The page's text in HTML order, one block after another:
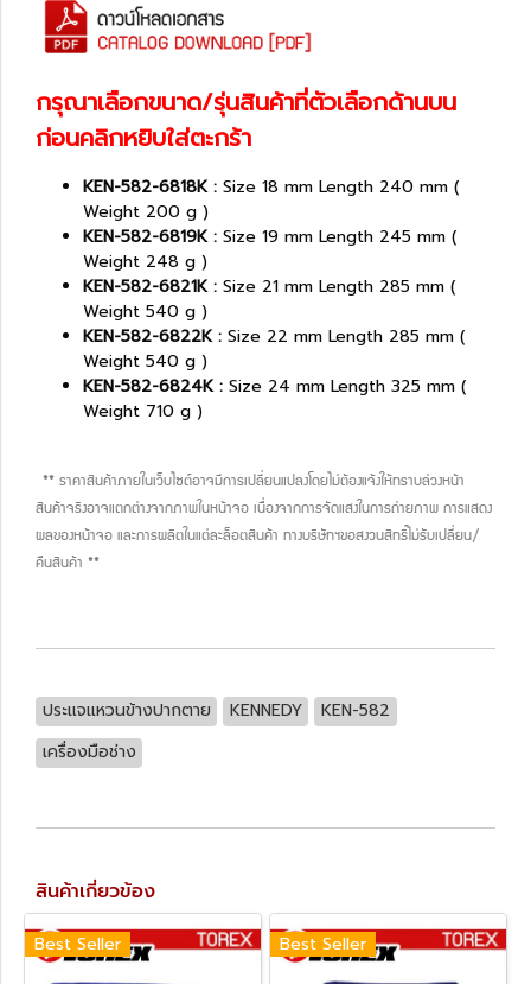
กรุณาเลือกขนาด/รุ่นสินค้าที่ตัวเลือกด้านบน
ก่อนคลิกหยิบใส่ตะกร้า
KEN-582-6818K : Size 18 mm Length 240 mm (
Weight 200 g )
KEN-582-6819K : Size 19 mm Length 245 mm (
Weight 248 g )
KEN-582-6821K : Size 21 mm Length 285 mm (
Weight 540 g )
KEN-582-6822K : Size 22 mm Length 285 mm (
Weight 540 g )
KEN-582-6824K : Size 24 mm Length 325 mm (
Weight 710 g )
** ราคาสินค้าภายในเว็บไซต์อาจมีการเปลี่ยนแปลงโดยไม่ต้องแจ้งให้ทราบล่วงหน้า
สินค้าจริงอาจแตกต่างจากภาพในหน้าจอ เนื่องจากการจัดแสงในการถ่ายภาพ การแสดง
ผลของหน้าจอ และการผลิตในแต่ละล็อตสินค้า ทางบริษัทฯขอสงวนสิทธิ์ไม่รับเปลี่ยน/
คืนสินค้า **
ประแจแหวนข้างปากตาย KENNEDY
KEN-582
เครื่องมือช่าง
สินค้าเกี่ยวข้อง
Best Seller Best Seller